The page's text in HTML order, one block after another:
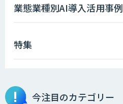
業態業種別AI導入活用事例
特集
今注目のカテゴリー